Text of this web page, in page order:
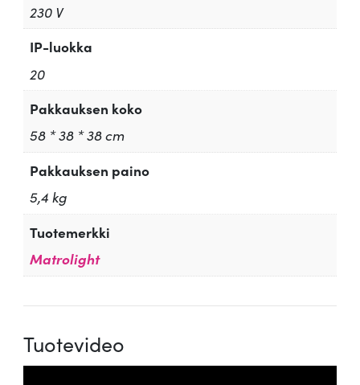
230 V
IP-luokka
20
Pakkauksen koko
58 * 38 * 38 cm
Pakkauksen paino
5,4 kg
Tuotemerkki
Matrolight
Tuotevideo